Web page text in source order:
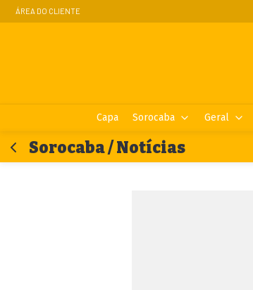
ÁREA DO CLIENTE
Capa Sorocaba Geral
Sorocaba / Notícias